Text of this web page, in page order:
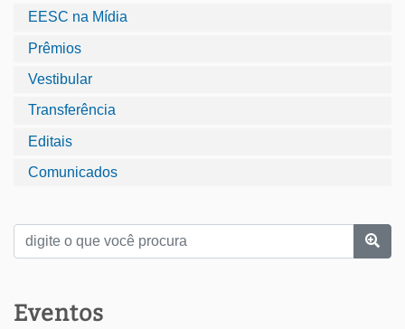
EESC na Mídia
Prêmios
Vestibular
Transferência
Editais
Comunicados
Eventos